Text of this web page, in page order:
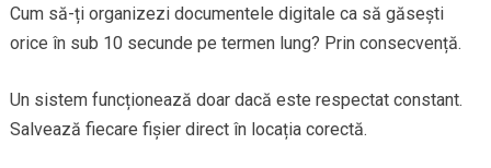
Cum să-ți organizezi documentele digitale ca să găsești
orice în sub 10 secunde pe termen lung? Prin consecvență.
Un sistem funcționează doar dacă este respectat constant.
Salvează fiecare fișier direct în locația corectă.